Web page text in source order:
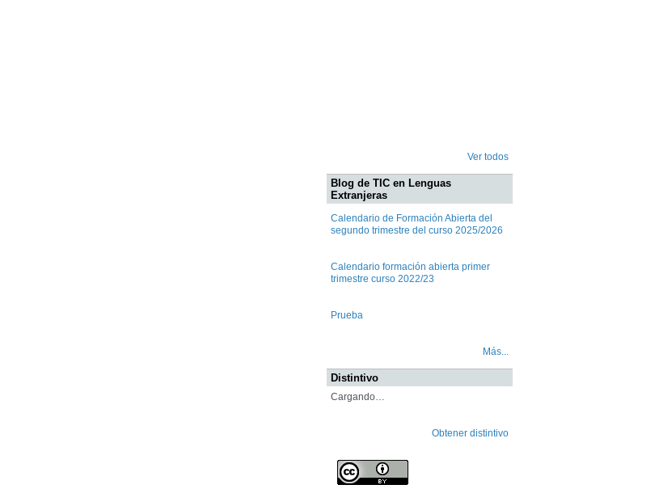
Ver todos
Blog de TIC en Lenguas
Extranjeras
Calendario de Formación Abierta del
segundo trimestre del curso 2025/2026
Calendario formación abierta primer
trimestre curso 2022/23
Prueba
Más...
Distintivo
Cargando…
Obtener distintivo